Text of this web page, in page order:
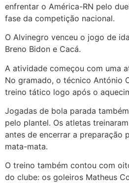
enfrentar o América-RN pelo
fase da competição nacional.
O Alvinegro venceu o jogo de
Breno Bidon e Cacá.
A atividade começou com uma
No gramado, o técnico António
treino tático logo após o
Jogadas de bola parada
pelo plantel. Os atletas
antes de encerrar a preparação
mata-mata.
O treino também contou com
do clube: os goleiros Matheus